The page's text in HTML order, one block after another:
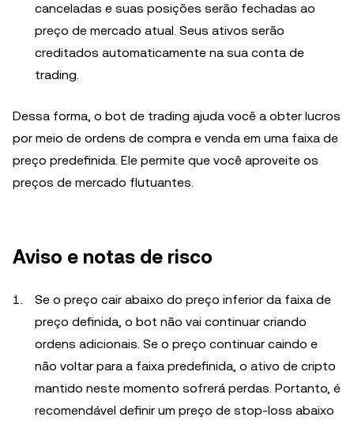
canceladas e suas posições serão fechadas ao
preço de mercado atual. Seus ativos serão
creditados automaticamente na sua conta de
trading.
Dessa forma, o bot de trading ajuda você a obter lucros
por meio de ordens de compra e venda em uma faixa de
preço predefinida. Ele permite que você aproveite os
preços de mercado flutuantes.
Aviso e notas de risco
Se o preço cair abaixo do preço inferior da faixa de
preço definida, o bot não vai continuar criando
ordens adicionais. Se o preço continuar caindo e
não voltar para a faixa predefinida, o ativo de cripto
mantido neste momento sofrerá perdas. Portanto, é
recomendável definir um preço de stop-loss abaixo